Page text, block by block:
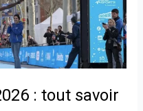
: tout savoir